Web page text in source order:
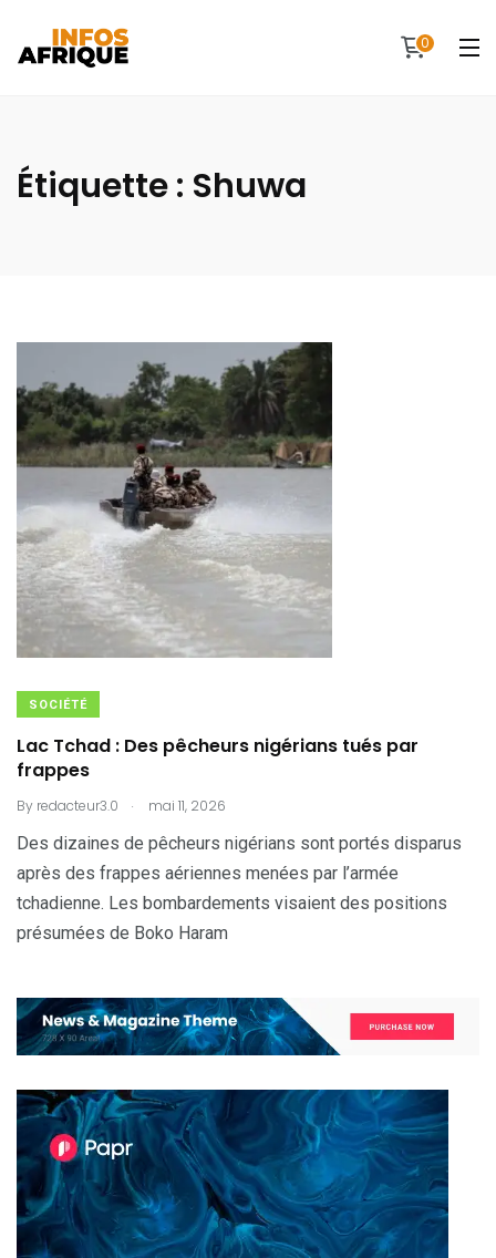
0
Étiquette : Shuwa
SOCIÉTÉ
Lac Tchad : Des pêcheurs nigérians tués par
frappes
By redacteur3.0 . mai 11, 2026
Des dizaines de pêcheurs nigérians sont portés disparus
après des frappes aériennes menées par l’armée
tchadienne. Les bombardements visaient des positions
présumées de Boko Haram